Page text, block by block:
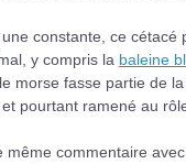
constante, ce cétacé
y compris la baleine
morse fasse partie de
pourtant ramené au
même commentaire